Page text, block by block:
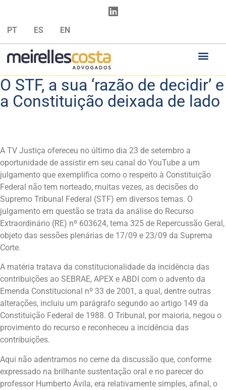
PT ES EN
O STF, a sua ‘razão de decidir’ e
a Constituição deixada de lado
A TV Justiça ofereceu no último dia 23 de setembro a
oportunidade de assistir em seu canal do YouTube a um
julgamento que exemplifica como o respeito à Constituição
Federal não tem norteado, muitas vezes, as decisões do
Supremo Tribunal Federal (STF) em diversos temas. O
julgamento em questão se trata da análise do Recurso
Extraordinário (RE) nº 603624, tema 325 de Repercussão Geral,
objeto das sessões plenárias de 17/09 e 23/09 da Suprema
Corte.
A matéria tratava da constitucionalidade da incidência das
contribuições ao SEBRAE, APEX e ABDI com o advento da
Emenda Constitucional nº 33 de 2001, a qual, dentre outras
alterações, incluiu um parágrafo segundo ao artigo 149 da
Constituição Federal de 1988. O Tribunal, por maioria, negou o
provimento do recurso e reconheceu a incidência das
contribuições.
Aqui não adentramos no cerne da discussão que, conforme
expressado na brilhante sustentação oral e no parecer do
professor Humberto Ávila, era relativamente simples, afinal, o